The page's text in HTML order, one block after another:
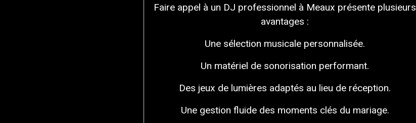
Faire appel à un DJ professionnel à Meaux présente plusieurs
avantages :
Une sélection musicale personnalisée.
Un matériel de sonorisation performant.
Des jeux de lumières adaptés au lieu de réception.
Une gestion fluide des moments clés du mariage.